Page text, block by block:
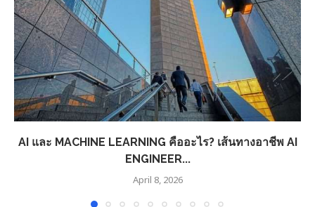
AI และ MACHINE LEARNING คืออะไร? เส้นทางอาชีพ AI
ENGINEER...
April 8, 2026